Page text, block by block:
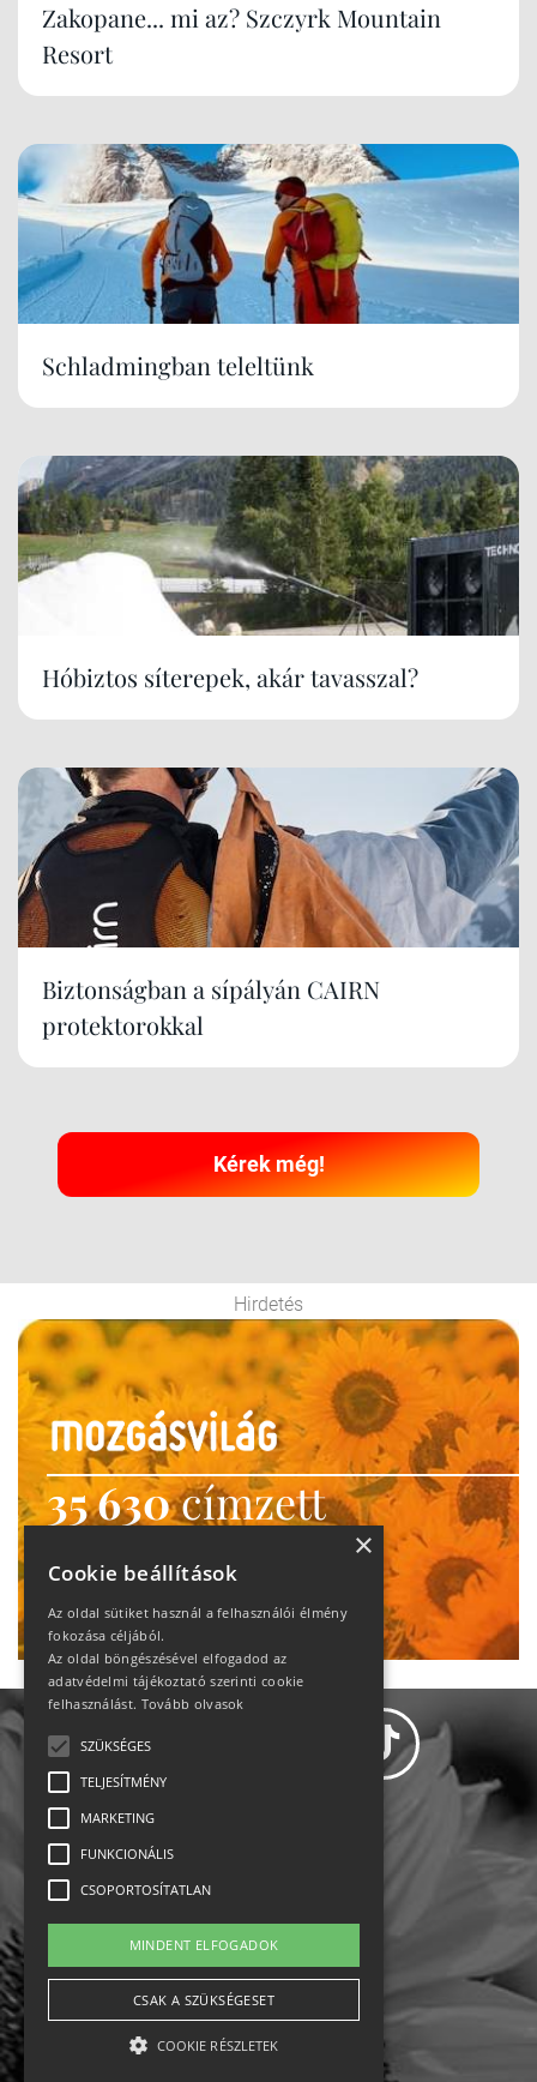
Zakopane... mi az? Szczyrk Mountain
Resort
Schladmingban teleltünk
Hóbiztos síterepek, akár tavasszal?
Biztonságban a sípályán CAIRN
protektorokkal
Kérek még!
Hirdetés
35 630címzett
heti motiváció
Ne maradj le!
Állásajánlatok
Impresszum-kapcsolat
Jogi nyilatkozat
×
Cookie beállítások
Az oldal sütiket használ a felhasználói élmény
fokozása céljából.
Az oldal böngészésével elfogadod az
adatvédelmi tájékoztató szerinti cookie
felhasználást. Tovább olvasok
SZÜKSÉGES
TELJESÍTMÉNY
MARKETING
FUNKCIONÁLIS
CSOPORTOSÍTATLAN
MINDENT ELFOGADOK
CSAK A SZÜKSÉGESET
COOKIE RÉSZLETEK